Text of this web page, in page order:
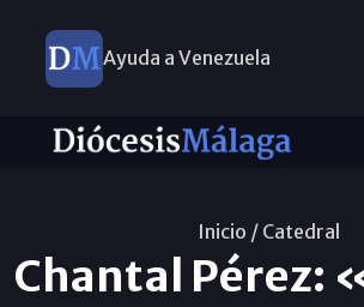
Ayuda a Venezuela
Inicio / Catedral
Chantal Pérez: